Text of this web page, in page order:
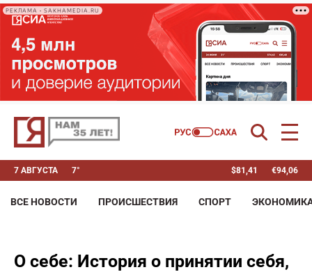
РЕКЛАМА • SAKHAMEDIA.RU
7 АВГУСТА 7° $81,41 €94,06
ВСЕ НОВОСТИ ПРОИСШЕСТВИЯ СПОРТ
О себе: История о принятии себя,